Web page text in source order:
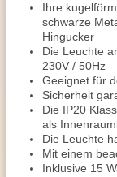
Ihre
schwarze
Hingucker
Die Leuchte
230V / 50Hz
Geeignet für
Sicherheit
Die IP20
als
Die Leuchte
Mit einem
Inklusive 15